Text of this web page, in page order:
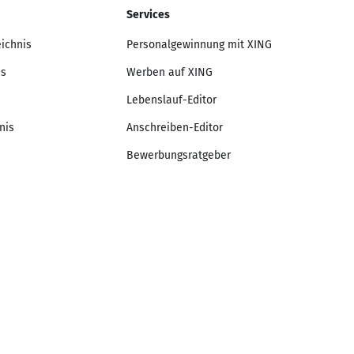
Services
Personalgewinnung mit XING
Werben auf XING
Lebenslauf-Editor
Anschreiben-Editor
Bewerbungsratgeber